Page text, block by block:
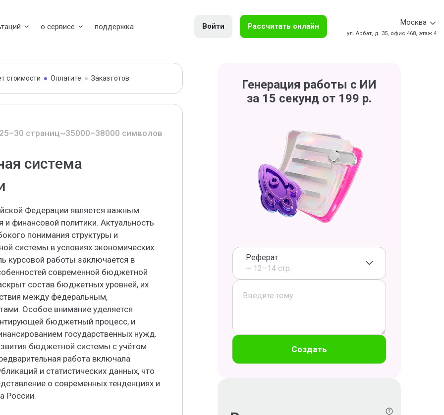
о сервисе поддержка Войти Рассчитать онлайн Москва
ул. Арбат, д. 35, офис 468, этаж 4
стоимости Оплатите Заказ готов
страниц~35000–38000 символов
система
Федерации является важным
и финансовой политики. Актуальность
понимания структуры и
системы в условиях экономических
курсовой работы заключается в
современной бюджетной
состав бюджетных уровней, их
между федеральным,
Особое внимание уделяется
бюджетный процесс, и
государственных нужд.
бюджетной системы с учётом
работа включала
и статистических данных, что
о современных тенденциях и
России.
Генерация работы с ИИ
за 15 секунд от 199 р.
Реферат
~ 12–14 стр.
Создать